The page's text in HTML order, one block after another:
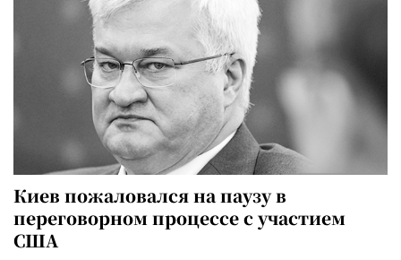
Киев пожаловался на паузу в
переговорном процессе с участием
США